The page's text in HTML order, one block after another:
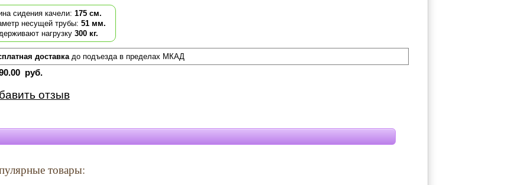
сидения качели: 175 см.
несущей трубы: 51 мм.
нагрузку 300 кг.
доставка до подъезда в пределах МКАД
руб.
отзыв
товары: